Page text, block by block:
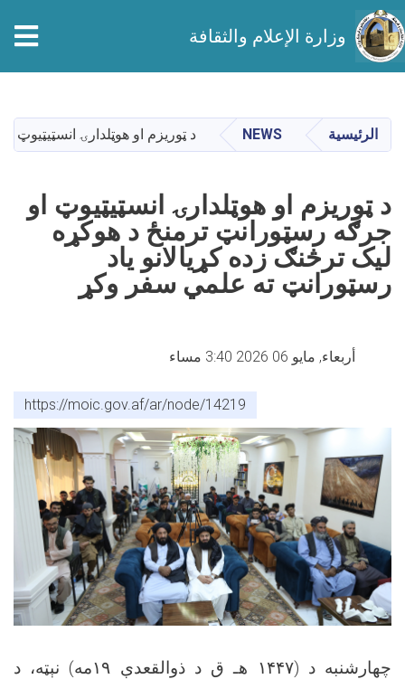
المحتوى
الرئيسي
وزارة الإعلام والثقافة
الرئيسية NEWS د ټوریزم او هوټلدارۍ
د ټوریزم او هوټلدارۍ انسټیټیوټ او
جرګه رسټورانټ ترمنځ د هوکړه
لیک ترڅنګ زده کړیالانو یاد
رسټورانټ ته علمي سفر وکړ
أربعاء, مايو 06 2026 3:40 مساء
https://moic.gov.af/ar/node/14219
چهارشنبه د (۱۴۴۷ هـ ق د ذوالقعدې ۱۹مه) نېټه، د